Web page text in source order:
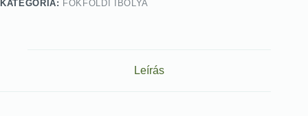
KATEGÓRIA: FOKFÖLDI IBOLYA
Leírás